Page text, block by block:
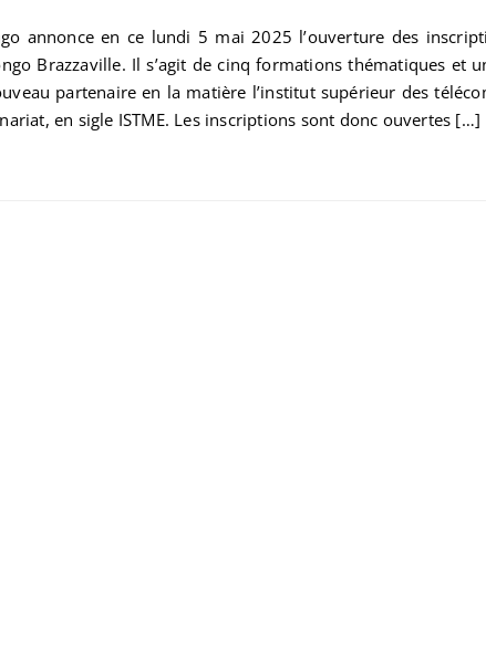
annonce en ce lundi 5 mai 2025 l’ouverture des
Brazzaville. Il s’agit de cinq formations thématiques et
partenaire en la matière l’institut supérieur des
en sigle ISTME. Les inscriptions sont donc ouvertes […]